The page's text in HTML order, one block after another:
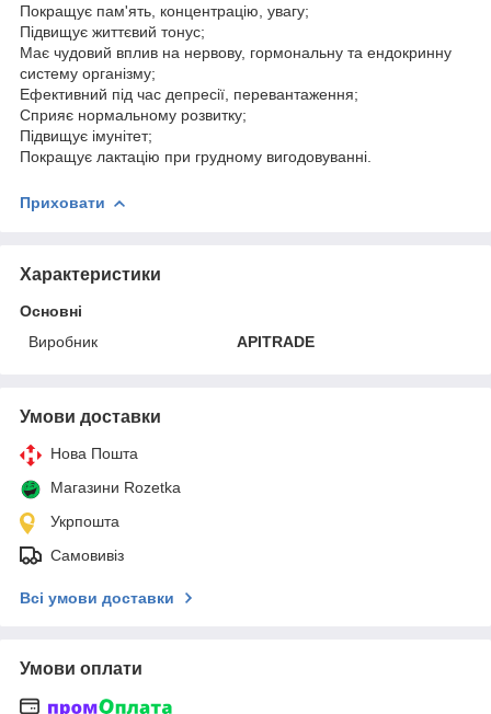
Покращує пам'ять, концентрацію, увагу;
Підвищує життєвий тонус;
Має чудовий вплив на нервову, гормональну та ендокринну
систему організму;
Ефективний під час депресії, перевантаження;
Сприяє нормальному розвитку;
Підвищує імунітет;
Покращує лактацію при грудному вигодовуванні.
Приховати
Характеристики
Основні
Виробник
APITRADE
Умови доставки
Нова Пошта
Магазини Rozetka
Укрпошта
Самовивіз
Всі умови доставки
Умови оплати